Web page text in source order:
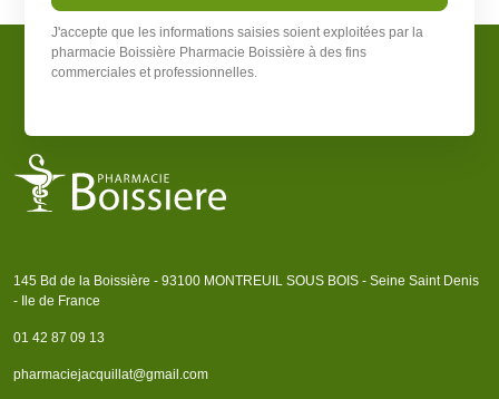
J'accepte que les informations saisies soient exploitées par la
pharmacie Boissière Pharmacie Boissière à des fins
commerciales et professionnelles.
145 Bd de la Boissière - 93100 MONTREUIL SOUS BOIS - Seine Saint Denis
- Ile de France
01 42 87 09 13
pharmaciejacquillat@gmail.com